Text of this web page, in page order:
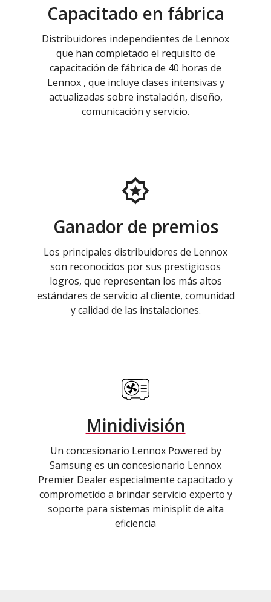
Capacitado en fábrica
Distribuidores independientes de Lennox
que han completado el requisito de
capacitación de fábrica de 40 horas de
Lennox , que incluye clases intensivas y
actualizadas sobre instalación, diseño,
comunicación y servicio.
Ganador de premios
Los principales distribuidores de Lennox
son reconocidos por sus prestigiosos
logros, que representan los más altos
estándares de servicio al cliente, comunidad
y calidad de las instalaciones.
Minidivisión
Un concesionario Lennox Powered by
Samsung es un concesionario Lennox
Premier Dealer especialmente capacitado y
comprometido a brindar servicio experto y
soporte para sistemas minisplit de alta
eficiencia